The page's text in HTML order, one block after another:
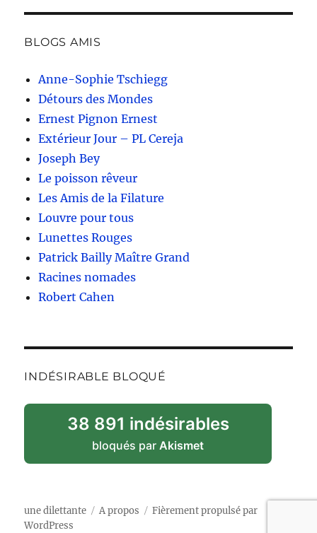
BLOGS AMIS
Anne-Sophie Tschiegg
Détours des Mondes
Ernest Pignon Ernest
Extérieur Jour – PL Cereja
Joseph Bey
Le poisson rêveur
Les Amis de la Filature
Louvre pour tous
Lunettes Rouges
Patrick Bailly Maître Grand
Racines nomades
Robert Cahen
INDÉSIRABLE BLOQUÉ
38 891 indésirables
bloqués par Akismet
une dilettante A propos
Fièrement propulsé par
WordPress